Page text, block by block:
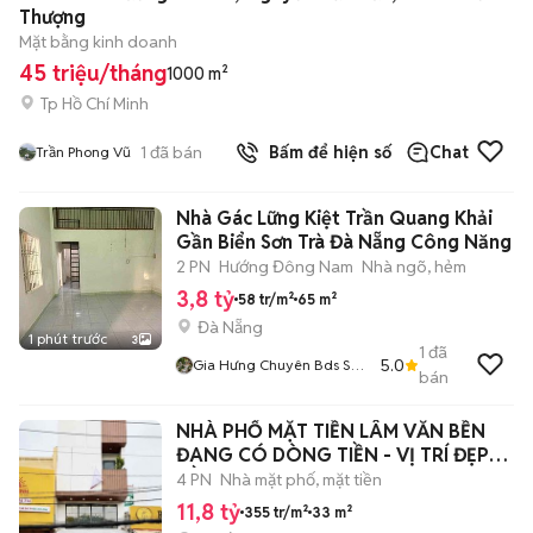
Thượng
Mặt bằng kinh doanh
45 triệu/tháng1000 m²
Tp Hồ Chí Minh
Trần Phong Vũ 1 đã bán Bấm để hiện số Chat
1 phút trước 3
Nhà Gác Lững Kiệt Trần Quang Khải
Gần Biển Sơn Trà Đà Nẵng Công Năng
2 PN Hướng Đông Nam Nhà ngõ, hẻm
3,8 tỷ 58 tr/m² 65 m²
Đà Nẵng
Gia Hưng Chuyên Bds Sơn
5.0
1 đã
bán
NHÀ PHỐ MẶT TIỀN LÂM VĂN BỀN
ĐANG CÓ DÒNG TIỀN - VỊ TRÍ ĐẸP
TIỀM NĂNG
4 PN Nhà mặt phố, mặt tiền
11,8 tỷ 355 tr/m² 33 m²